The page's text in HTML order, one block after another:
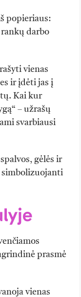
popieriaus:
darbo
vienas
ir įdėti jas į
Kai kur
– užrašų
svarbiausi
gėlės ir
simbolizuojanti
prasmė
vienas